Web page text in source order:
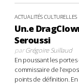
ACTUALITÉS CULTURELLES
Un.e
Seroussi
parGrégoire Suillaud
En poussant les
commissaire de
points de définition.